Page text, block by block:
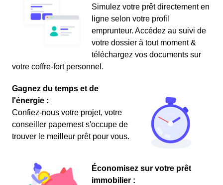
Simulez votre prêt directement en
ligne selon votre profil
emprunteur. Accédez au suivi de
votre dossier à tout moment &
téléchargez vos documents sur
votre coffre-fort personnel.
Gagnez du temps et de
l'énergie :
Confiez-nous votre projet, votre
conseiller papernest s'occupe de
trouver le meilleur prêt pour vous.
Économisez sur votre prêt
immobilier :